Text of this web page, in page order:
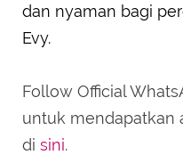
dan nyaman bagi
Evy.
Follow Official
untuk mendapatkan
di sini.